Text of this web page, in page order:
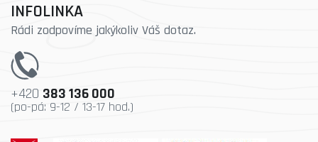
INFOLINKA
Rádi zodpovíme jakýkoliv Váš dotaz.
+420 383 136 000
(po-pá: 9-12 / 13-17 hod.)